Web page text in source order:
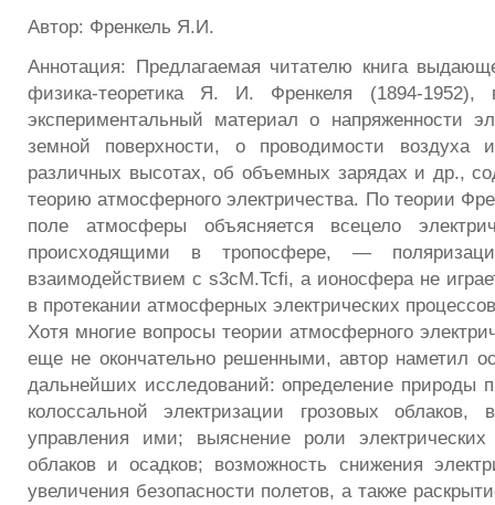
Автор: Френкель Я.И.
Аннотация: Предлагаемая читателю книга
физика-теоретика Я. И. Френкеля (1894-1952),
экспериментальный материал о напряженности
земной поверхности, о проводимости воздуха
различных высотах, об объемных зарядах и др.,
теорию атмосферного электричества. По теории
поле атмосферы объясняется всецело
происходящими в тропосфере, —
взаимодействием с s3cM.Tcfi, а ионосфера не
в протекании атмосферных электрических
Хотя многие вопросы теории атмосферного
еще не окончательно решенными, автор наметил
дальнейших исследований: определение природы
колоссальной электризации грозовых
управления ими; выяснение роли
облаков и осадков; возможность снижения
увеличения безопасности полетов, а также